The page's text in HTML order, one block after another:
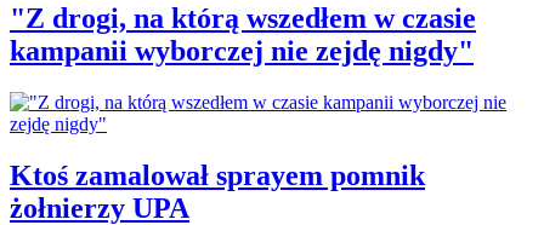
"Z drogi, na którą wszedłem w czasie
kampanii wyborczej nie zejdę nigdy"
Ktoś zamalował sprayem pomnik
żołnierzy UPA